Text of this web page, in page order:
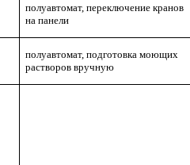
полуавтомат, переключение кранов
на панели
полуавтомат, подготовка моющих
растворов вручную